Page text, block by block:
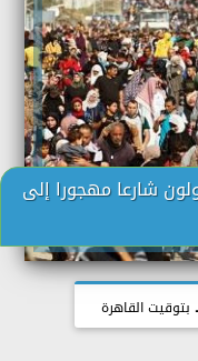
شارعا مهجورا إلى
بتوقيت القاهرة